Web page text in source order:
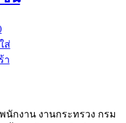
ส่
า
นักงาน งานกระทรวง กรม